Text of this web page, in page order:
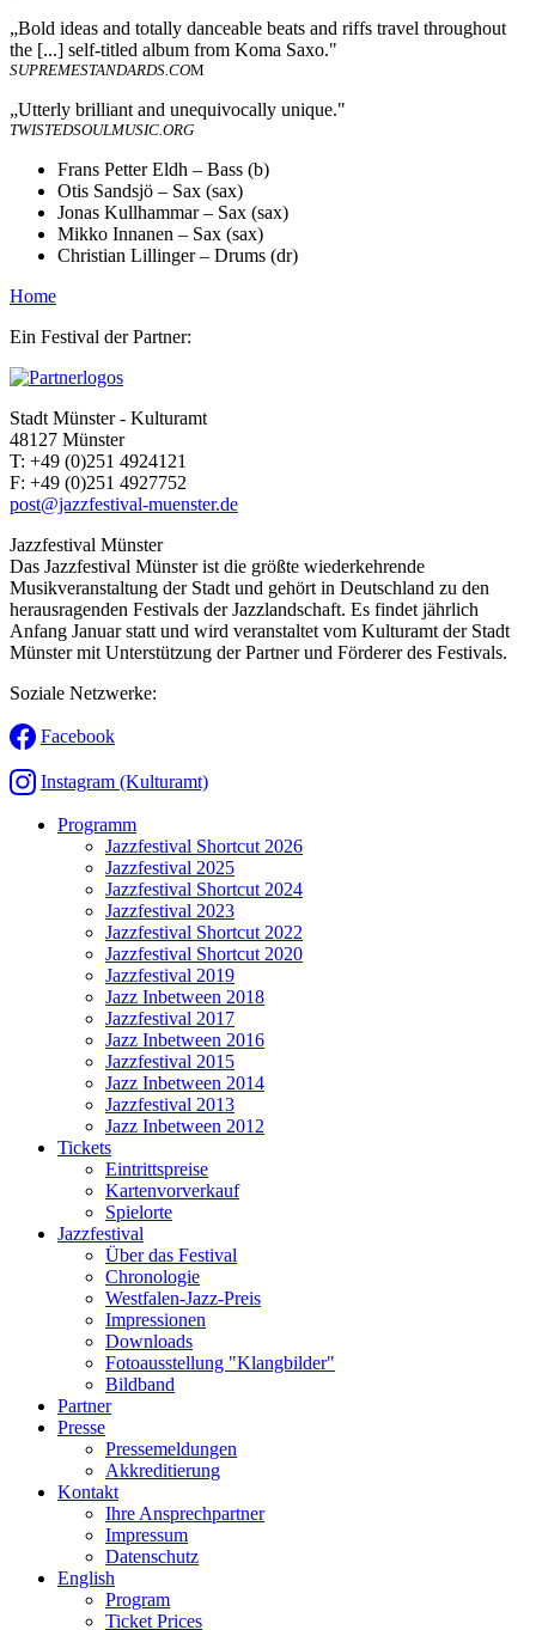
„Bold ideas and totally danceable beats and riffs travel throughout
the [...] self-titled album from Koma Saxo."
SUPREMESTANDARDS.COM
„Utterly brilliant and unequivocally unique."
TWISTEDSOULMUSIC.ORG
Frans Petter Eldh – Bass (b)
Otis Sandsjö – Sax (sax)
Jonas Kullhammar – Sax (sax)
Mikko Innanen – Sax (sax)
Christian Lillinger – Drums (dr)
Home
Ein Festival der Partner:
Stadt Münster - Kulturamt
48127 Münster
T: +49 (0)251 4924121
F: +49 (0)251 4927752
post@jazzfestival-muenster.de
Jazzfestival Münster
Das Jazzfestival Münster ist die größte wiederkehrende
Musikveranstaltung der Stadt und gehört in Deutschland zu den
herausragenden Festivals der Jazzlandschaft. Es findet jährlich
Anfang Januar statt und wird veranstaltet vom Kulturamt der Stadt
Münster mit Unterstützung der Partner und Förderer des Festivals.
Soziale Netzwerke:
Facebook
Instagram (Kulturamt)
Programm
Jazzfestival Shortcut 2026
Jazzfestival 2025
Jazzfestival Shortcut 2024
Jazzfestival 2023
Jazzfestival Shortcut 2022
Jazzfestival Shortcut 2020
Jazzfestival 2019
Jazz Inbetween 2018
Jazzfestival 2017
Jazz Inbetween 2016
Jazzfestival 2015
Jazz Inbetween 2014
Jazzfestival 2013
Jazz Inbetween 2012
Tickets
Eintrittspreise
Kartenvorverkauf
Spielorte
Jazzfestival
Über das Festival
Chronologie
Westfalen-Jazz-Preis
Impressionen
Downloads
Fotoausstellung "Klangbilder"
Bildband
Partner
Presse
Pressemeldungen
Akkreditierung
Kontakt
Ihre Ansprechpartner
Impressum
Datenschutz
English
Program
Ticket Prices